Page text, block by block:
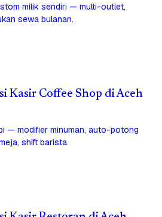
milik sendiri — multi-outlet,
sewa bulanan.
Kasir Coffee Shop di Aceh
— modifier minuman, auto-potong
shift barista.